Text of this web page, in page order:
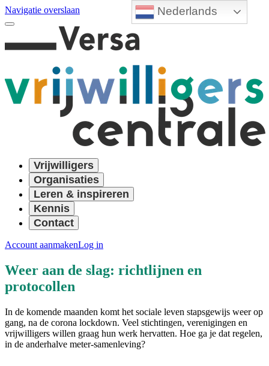
Nederlands
Navigatie overslaan
Vrijwilligers
Organisaties
Leren & inspireren
Kennis
Contact
Account aanmakenLog in
Weer aan de slag: richtlijnen en
protocollen
In de komende maanden komt het sociale leven stapsgewijs weer op
gang, na de corona lockdown. Veel stichtingen, verenigingen en
vrijwilligers willen graag hun werk hervatten. Hoe ga je dat regelen,
in de anderhalve meter-samenleving?